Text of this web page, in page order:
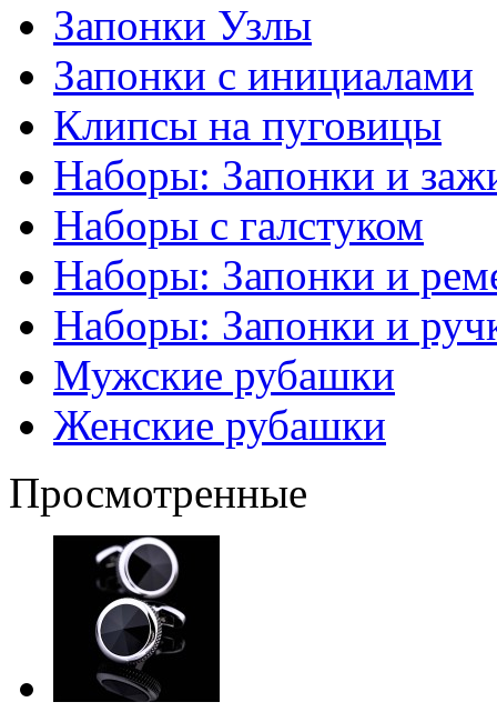
Запонки Узлы
Запонки с инициалами
Клипсы на пуговицы
Наборы: Запонки и
Наборы с галстуком
Наборы: Запонки и
Наборы: Запонки и
Мужские рубашки
Женские рубашки
Просмотренные